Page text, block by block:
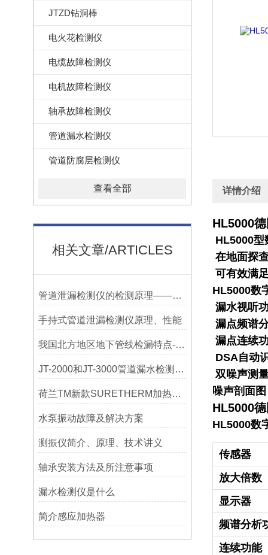
JTZD钻洞棒
电火花检测仪
电缆故障检测仪
电机故障检测仪
轴承故障检测仪
管道漏水检测仪
管道防腐层检测仪
查看全部
相关文章/ARTICLES
管道泄漏检测仪的检测原理——宁波利德
手持式管道泄漏检测仪原理、性能
我国北方地区地下管线检漏特点-宁波利德仪器
JT-2000和JT-3000管道漏水检测，检漏仪器在实测应用中的特点
荷兰TM新款SURETHERM加热器操作介绍
水泵振动故障及解决方案
测振仪简介、原理、技术讲义
轴承安装方法及所注意事项
漏水检测仪是什么
简介感应加热器
详情介绍
HL5000
HL5000型
在地面探
可有效满
HL5000数
漏水视听
漏点频谱
漏点连续
DSA自动
双噪声测
噪声剖面
HL5000
HL5000数
传感器
放大倍数
显示器
频谱分析
连续功能